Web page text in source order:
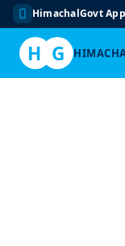
HimachalGovt App
H G